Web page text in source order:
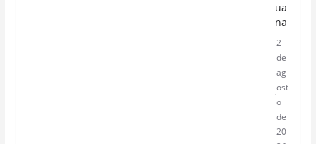
ua
na
2
de
ag
ost
o
de
20